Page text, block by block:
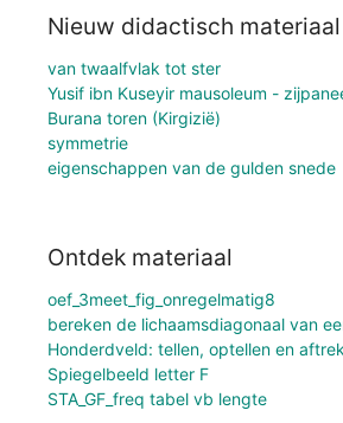
Nieuw didactisch materiaal
van twaalfvlak tot ster
Yusif ibn Kuseyir mausoleum -
Burana toren (Kirgizië)
symmetrie
eigenschappen van de gulden snede
Ontdek materiaal
oef_3meet_fig_onregelmatig8
bereken de lichaamsdiagonaal van
Honderdveld: tellen, optellen en
Spiegelbeeld letter F
STA_GF_freq tabel vb lengte